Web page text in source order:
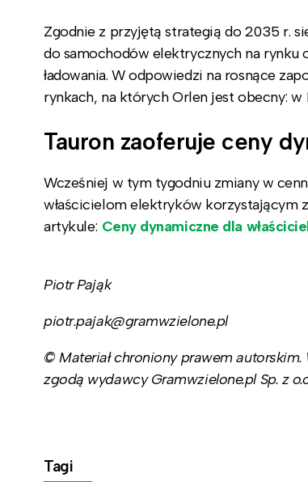
Zgodnie z przyjętą strategią do 2035 r.
do samochodów elektrycznych na rynku
ładowania. W odpowiedzi na rosnące
rynkach, na których Orlen jest obecny: w
Tauron zaoferuje ceny
Wcześniej w tym tygodniu zmiany w
właścicielom elektryków korzystającym
artykule: Ceny dynamiczne dla
Piotr Pająk
piotr.pajak@gramwzielone.pl
© Materiał chroniony prawem autorskim.
zgodą wydawcy Gramwzielone.pl Sp. z
Tagi